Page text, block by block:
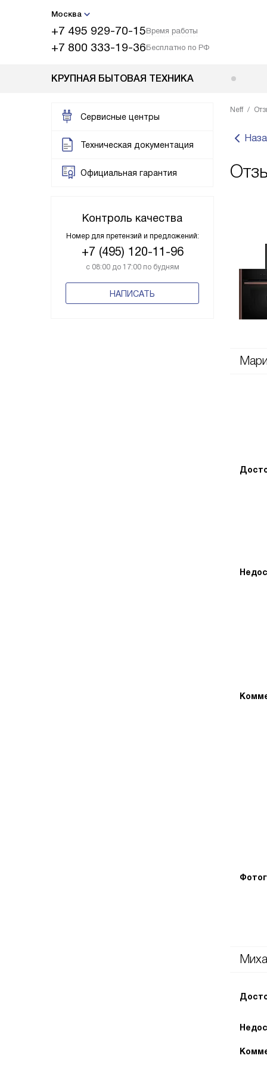
Москва
+7 495 929-70-15Время работы
+7 800 333-19-36Бесплатно по РФ
КРУПНАЯ БЫТОВАЯ ТЕХНИКА
Сервисные центры
Техническая документация
Официальная гарантия
Контроль качества
Номер для претензий и предложений:
+7 (495) 120-11-96
с 08:00 до 17:00 по будням
НАПИСАТЬ
Neff